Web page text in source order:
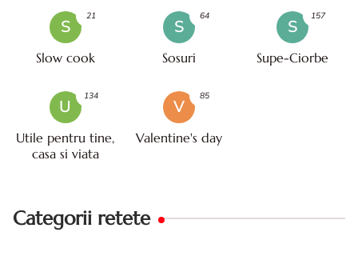
S
Slow cook
21
S
Sosuri
64
S
Supe-Ciorbe
157
U
Utile pentru tine,
casa si viata
134
V
Valentine's day
85
Categorii retete